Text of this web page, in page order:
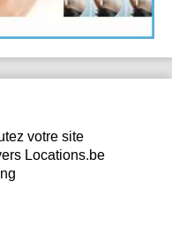
votre site
Locations.be